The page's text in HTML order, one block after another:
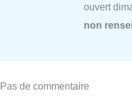
ouvert
non
Pas de commentaire